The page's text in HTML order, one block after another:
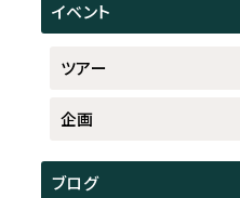
イベント
ツアー
企画
ブログ